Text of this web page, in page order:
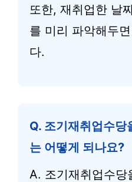
또한, 재취업한 날
를 미리 파악해두
다.
Q. 조기재취업수당
는 어떻게 되나요?
A. 조기재취업수당